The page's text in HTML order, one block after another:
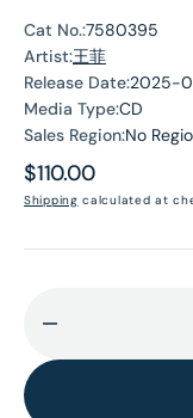
Cat No.:7580395
Artist:王菲
Release Date:2025-
Media Type:CD
Sales Region:No
Regular
price
$110.00
Shipping calculated at
quantity